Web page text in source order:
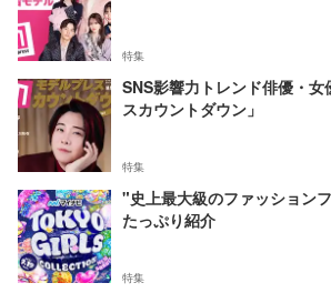
特集
SNS影響力トレンド俳優・
スカウントダウン」
特集
"史上最大級のファッション
たっぷり紹介
特集